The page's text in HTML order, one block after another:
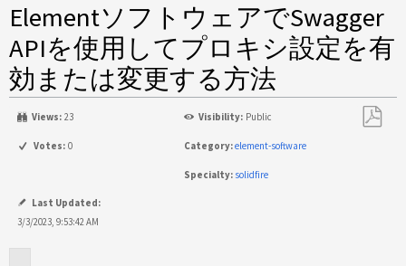
ElementソフトウェアでSwagger
APIを使用してプロキシ設定を有
効または変更する方法
Views: 23 Visibility: Public
Votes: 0 Category:element-software
Specialty: solidfire
Last Updated:
3/3/2023, 9:53:42 AM